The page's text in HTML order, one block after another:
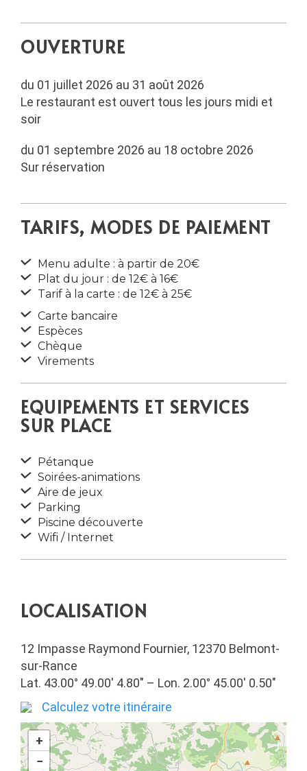
OUVERTURE
du 01 juillet 2026 au 31 août 2026
Le restaurant est ouvert tous les jours midi et
soir
du 01 septembre 2026 au 18 octobre 2026
Sur réservation
TARIFS, MODES DE PAIEMENT
Menu adulte : à partir de 20€
Plat du jour : de 12€ à 16€
Tarif à la carte : de 12€ à 25€
Carte bancaire
Espèces
Chèque
Virements
EQUIPEMENTS ET SERVICES
SUR PLACE
Pétanque
Soirées-animations
Aire de jeux
Parking
Piscine découverte
Wifi / Internet
LOCALISATION
12 Impasse Raymond Fournier, 12370 Belmont-
sur-Rance
Lat. 43.00° 49.00′ 4.80″ – Lon. 2.00° 45.00′ 0.50″
Calculez votre itinéraire
+
−